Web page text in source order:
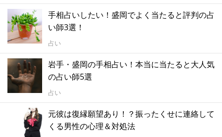
手相占いしたい！盛岡でよく当たると評判の占
い師3選！
占い
岩手・盛岡の手相占い！本当に当たると大人気
の占い師5選
占い
元彼は復縁願望あり！？振ったくせに連絡して
くる男性の心理＆対処法